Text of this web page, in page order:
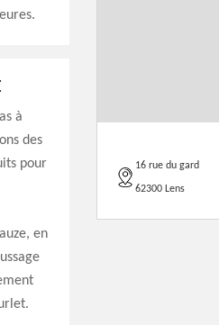
à
des
pour
en
16 rue du gard
62300 Lens